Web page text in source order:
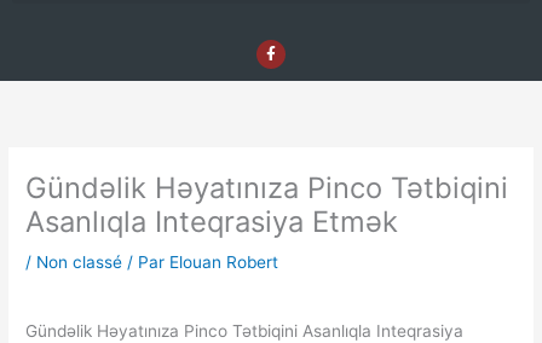
F
a
c
Gündəlik Həyatınıza Pinco Tətbiqini
Asanlıqla Inteqrasiya Etmək
/ Non classé / Par Elouan Robert
Gündəlik Həyatınıza Pinco Tətbiqini Asanlıqla Inteqrasiya